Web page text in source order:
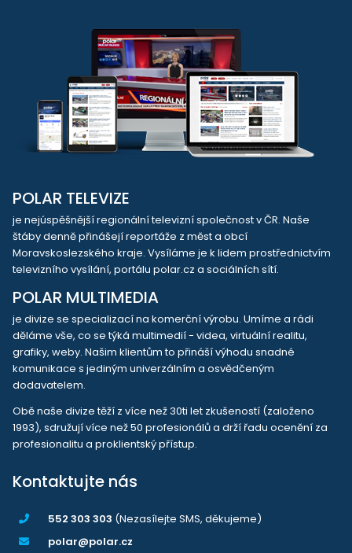
POLAR TELEVIZE
je nejúspěšnější regionální televizní společnost v ČR. Naše
štáby denně přinášejí reportáže z měst a obcí
Moravskoslezského kraje. Vysíláme je k lidem prostřednictvím
televizního vysílání, portálu polar.cz a sociálních sítí.
POLAR MULTIMEDIA
je divize se specializací na komerční výrobu. Umíme a rádi
děláme vše, co se týká multimedií - videa, virtuální realitu,
grafiky, weby. Našim klientům to přináší výhodu snadné
komunikace s jediným univerzálním a osvědčeným
dodavatelem.
Obě naše divize těží z více než 30ti let zkušeností (založeno
1993), sdružují více než 50 profesionálů a drží řadu ocenění za
profesionalitu a proklientský přístup.
Kontaktujte nás
552 303 303 (Nezasílejte SMS, děkujeme)
polar@polar.cz